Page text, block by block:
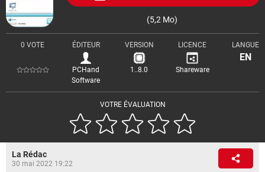
(5,2 Mo)
VOTRE ÉVALUATION
0 VOTE ÉDITEUR
PCHand
Software
VERSION
1..8.0
LICENCE
Shareware
LANGUE
EN
La Rédac
30 mai 2022 19:22